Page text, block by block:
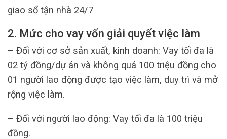
giao sổ tận nhà 24/7
2. Mức cho vay vốn giải quyết việc làm
– Đối với cơ sở sản xuất, kinh doanh: Vay tối đa là
02 tỷ đồng/dự án và không quá 100 triệu đồng cho
01 người lao động được tạo việc làm, duy trì và mở
rộng việc làm.
– Đối với người lao động: Vay tối đa là 100 triệu
đồng.